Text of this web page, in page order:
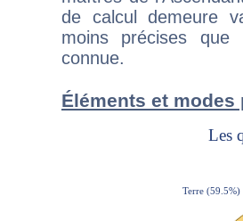
de calcul demeure
moins précises que
connue.
Éléments et